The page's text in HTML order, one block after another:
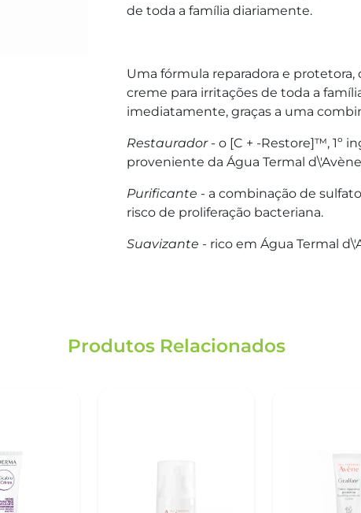
de toda a família diariamente.
Uma fórmula reparadora e protetora,
creme para irritações de toda a
imediatamente, graças a uma
Restaurador - o [C + -Restore]™, 1º
proveniente da Água Termal
Purificante - a combinação de
risco de proliferação bacteriana.
Suavizante - rico em Água Termal
Produtos Relacionados